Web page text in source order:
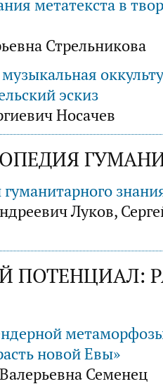
метатекста в
Стрельникова
эскиз
Носачев
Луков,
ПОТЕНЦИАЛ:
новой Евы»
Семенец